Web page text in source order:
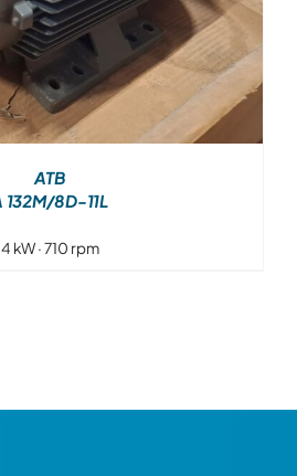
ATB
132M/8D-11L
4 kW · 710 rpm